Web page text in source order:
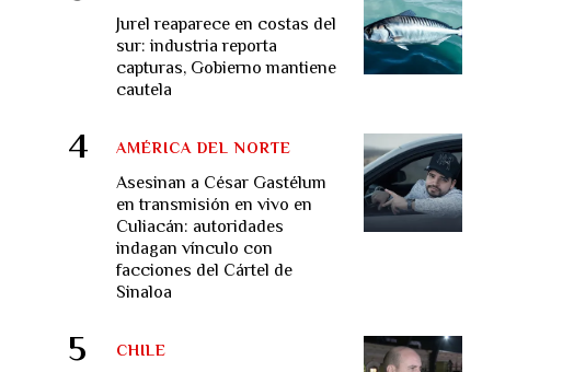
Jurel reaparece en costas del
sur: industria reporta
capturas, Gobierno mantiene
cautela
Asesinan a César Gastélum
en transmisión en vivo en
Culiacán: autoridades
indagan vínculo con
facciones del Cártel de
Sinaloa
AMÉRICA DEL NORTE
CHILE